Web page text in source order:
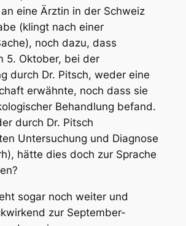
eine Ärztin in der Schweiz
(klingt nach einer
noch dazu, dass
5. Oktober, bei der
durch Dr. Pitsch, weder eine
erwähnte, noch dass sie
Behandlung befand.
durch Dr. Pitsch
Untersuchung und Diagnose
hätte dies doch zur Sprache
sogar noch weiter und
zur September-